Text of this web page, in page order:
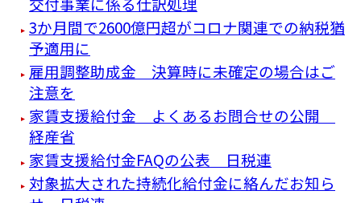
3か月間で2600億円超がコロナ関連での納税猶
予適用に
雇用調整助成金 決算時に未確定の場合はご
注意を
家賃支援給付金 よくあるお問合せの公開
経産省
家賃支援給付金FAQの公表 日税連
対象拡大された持続化給付金に絡んだお知ら